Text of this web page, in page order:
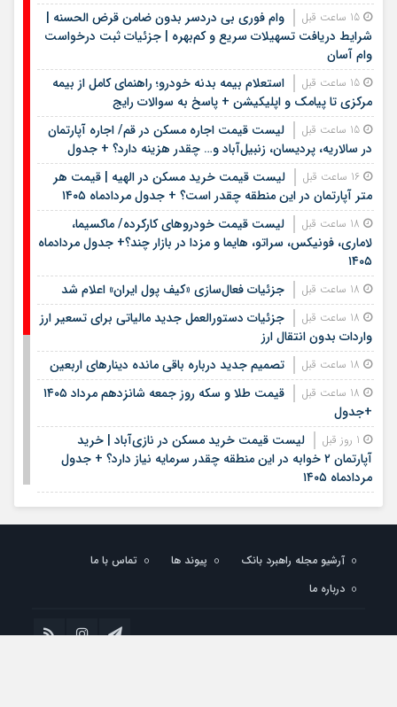
وام فوری بی دردسر بدون ضامن قرض الحسنه |
شرایط دریافت تسهیلات سریع و کم‌بهره | جزئیات ثبت درخواست
وام آسان
استعلام بیمه بدنه خودرو؛ راهنمای کامل از بیمه
مرکزی تا پیامک و اپلیکیشن + پاسخ به سوالات رایج
لیست قیمت اجاره مسکن در قم/ اجاره آپارتمان
در سالاریه، پردیسان، زنبیل‌آباد و… چقدر هزینه دارد؟ + جدول
لیست قیمت خرید مسکن در الهیه | قیمت هر
متر آپارتمان در این منطقه چقدر است؟ + جدول مردادماه ۱۴۰۵
لیست قیمت خودروهای کارکرده/ ماکسیما،
لاماری، فونیکس، سراتو، هایما و مزدا در بازار چند؟+ جدول مردادماه
۱۴۰۵
جزئیات فعال‌سازی «کیف پول ایران» اعلام شد
جزئیات دستورالعمل جدید مالیاتی برای تسعیر ارز
واردات بدون انتقال ارز
تصمیم جدید درباره باقی مانده دینارهای اربعین
قیمت طلا و سکه روز جمعه شانزدهم مرداد ۱۴۰۵
+جدول
لیست قیمت خرید مسکن در نازی‌آباد | خرید
آپارتمان ۲ خوابه در این منطقه چقدر سرمایه نیاز دارد؟ + جدول
مردادماه ۱۴۰۵
1 روز قبل
هشتمین عرضه اولیه فرابورس در سال ۱۴۰۵ / جزئیات
عرضه سهام اعلام شد
لیست قیمت اجاره مسکن در یوسف‌آباد | رهن و
اجاره آپارتمان در این منطقه چقدر بودجه نیاز دارد؟ + جدول
مردادماه ۱۴۰۵
رشته‌ها و مهلت ثبت‌نام
آرشیو مجله راهبرد بانک پیوند ها
تماس با ما
درباره ما